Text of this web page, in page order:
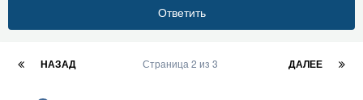
Ответить
НАЗАД ДАЛЕЕ
Страница 2 из 3